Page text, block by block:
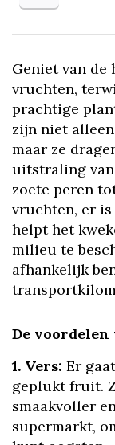
Geniet van de
vruchten,
prachtige
zijn niet alleen
maar ze
uitstraling van
zoete peren
vruchten, er
helpt het
milieu te
afhankelijk
De
1. Vers: Er
geplukt fruit.
smaakvoller
supermarkt,